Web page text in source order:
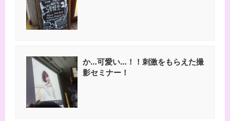
か…可愛い…！！刺激をもらえた撮
影セミナー！